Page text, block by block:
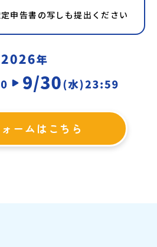
申告書の写しも提出ください
ームはこちら